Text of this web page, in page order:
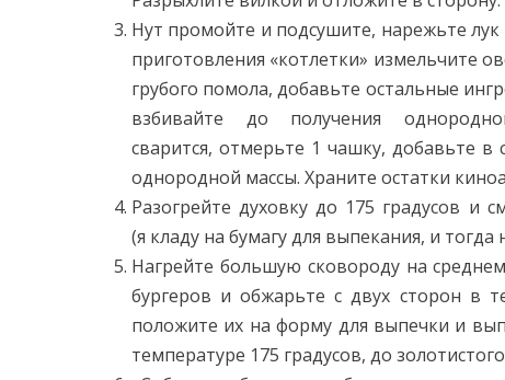
Нут промойте и подсушите, нарежьте
приготовления «котлетки» измельчите
грубого помола, добавьте остальные
взбивайте до получения
сварится, отмерьте 1 чашку, добавьте
однородной массы. Храните остатки
Разогрейте духовку до 175 градусов и
(я кладу на бумагу для выпекания, и тогда
Нагрейте большую сковороду на
бургеров и обжарьте с двух сторон в
положите их на форму для выпечки и
температуре 175 градусов, до